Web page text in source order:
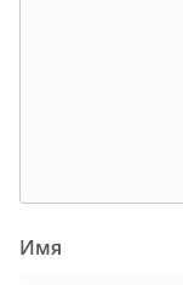
Имя